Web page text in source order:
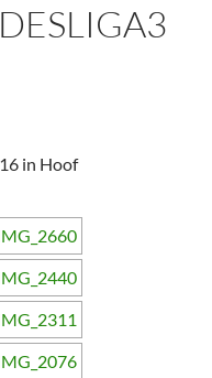
in Hoof